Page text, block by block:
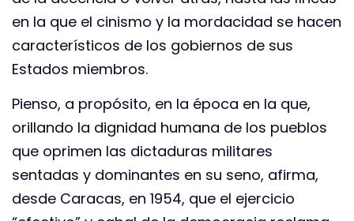
en la que el cinismo y la mordacidad se hacen
característicos de los gobiernos de sus
Estados miembros.
Pienso, a propósito, en la época en la que,
orillando la dignidad humana de los pueblos
que oprimen las dictaduras militares
sentadas y dominantes en su seno, afirma,
desde Caracas, en 1954, que el ejercicio